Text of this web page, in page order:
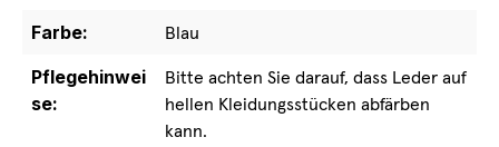
Farbe:
Blau
Pflegehinwei
se:
Bitte achten Sie darauf, dass Leder auf
hellen Kleidungsstücken abfärben
kann.